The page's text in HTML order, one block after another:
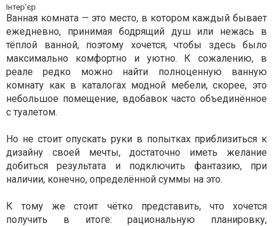
Інтер'єр
Ванная комната — это место, в котором каждый бывает
ежедневно, принимая бодрящий душ или нежась в
тёплой ванной, поэтому хочется, чтобы здесь было
максимально комфортно и уютно. К сожалению, в
реале редко можно найти полноценную ванную
комнату как в каталогах модной мебели, скорее, это
небольшое помещение, вдобавок часто объединённое
с туалетом.
Но не стоит опускать руки в попытках приблизиться к
дизайну своей мечты, достаточно иметь желание
добиться результата и подключить фантазию, при
наличии, конечно, определённой суммы на это.
К тому же стоит чётко представить, что хочется
получить в итоге: рациональную планировку,